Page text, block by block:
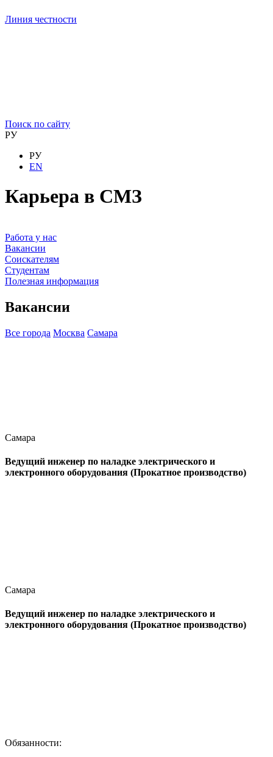
Линия честности
Поиск по сайту
РУ
РУ
EN
Карьера в СМЗ
Работа у нас
Вакансии
Соискателям
Студентам
Полезная информация
Вакансии
Все города Москва Самара
Самара
Ведущий инженер по наладке электрического и
электронного оборудования (Прокатное производство)
Самара
Ведущий инженер по наладке электрического и
электронного оборудования (Прокатное производство)
Обязанности: